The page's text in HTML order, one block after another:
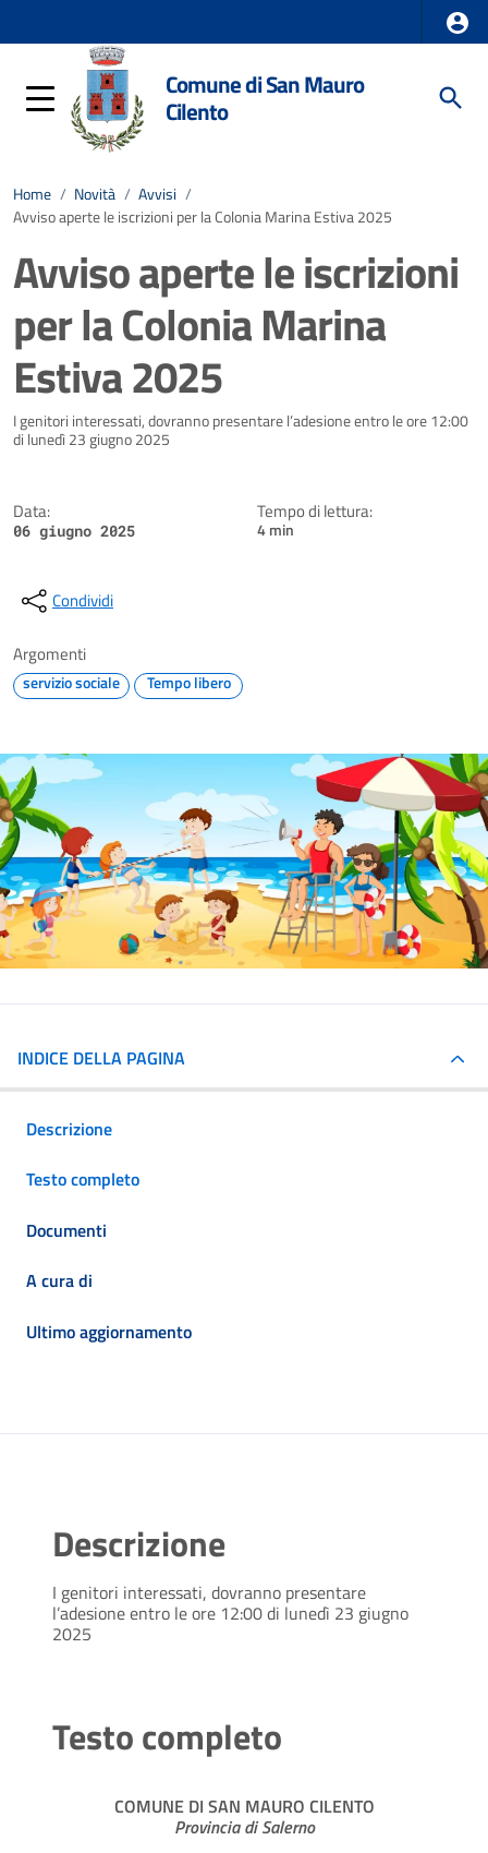
Comune di San Mauro
Cilento
Home / Novità / Avvisi /
Avviso aperte le iscrizioni per la Colonia Marina Estiva 2025
Avviso aperte le iscrizioni
per la Colonia Marina
Estiva 2025
Dettagli della notizia
I genitori interessati, dovranno presentare l’adesione entro le ore 12:00
di lunedì 23 giugno 2025
Data:
06 giugno 2025
Tempo di lettura:
4 min
Condividi
Argomenti
servizio sociale Tempo libero
INDICE DELLA PAGINA
Descrizione
Testo completo
Documenti
A cura di
Ultimo aggiornamento
Descrizione
I genitori interessati, dovranno presentare
l’adesione entro le ore 12:00 di lunedì 23 giugno
2025
Testo completo
COMUNE DI SAN MAURO CILENTO
Provincia di Salerno